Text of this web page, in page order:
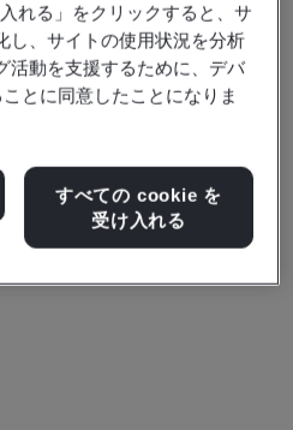
アップグレード
No. 10
れる」をクリックすると、サ
し、サイトの使用状況を分析
活動を支援するために、デバ
とに同意したことになりま
すべての cookie を
受け入れる